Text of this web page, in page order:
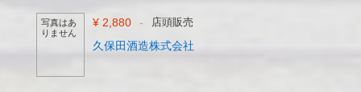
写真はあ
りません
¥ 2,880 - 店頭販売
久保田酒造株式会社